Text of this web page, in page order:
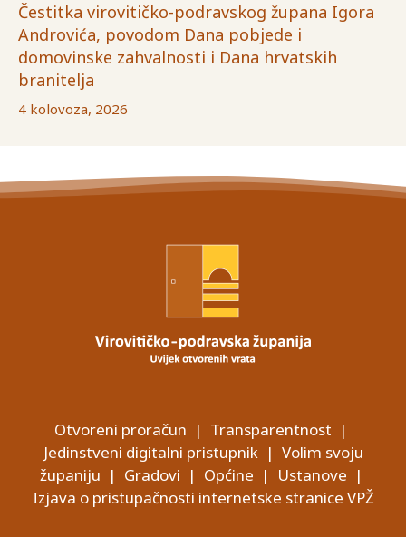
Čestitka virovitičko-podravskog župana Igora
Androvića, povodom Dana pobjede i
domovinske zahvalnosti i Dana hrvatskih
branitelja
4 kolovoza, 2026
Otvoreni proračun | Transparentnost |
Jedinstveni digitalni pristupnik| Volim svoju
županiju | Gradovi | Općine | Ustanove |
Izjava o pristupačnosti internetske stranice VPŽ